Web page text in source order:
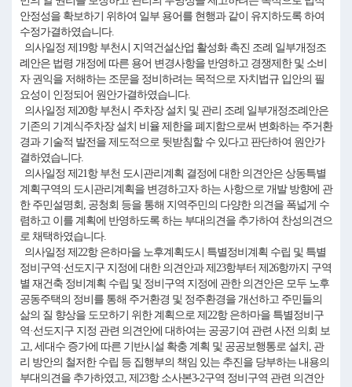
안정성을 확보하기 위하여 일부 용어를 현행과 같이 유지하도록 하여
수정가결하였습니다.
의사일정 제19항 부천시 지역건설산업 활성화 촉진 조례 일부개정조
례안은 법령 개정에 따른 용어 변경사항을 반영하고 경쟁제한 및 소비
자 권익을 저해하는 조문을 정비하려는 목적으로 자치법규 입안의 필
요성이 인정되어 원안가결하였습니다.
의사일정 제20항 부천시 주차장 설치 및 관리 조례 일부개정조례안은
기존의 기계식주차장 설치 비율 제한을 폐지함으로써 변화하는 주거환
경과 기술적 발전을 제도적으로 뒷받침할 수 있다고 판단하여 원안가
결하였습니다.
의사일정 제21항 부천 도시관리계획 결정에 대한 의견안은 상동특별
계획구역의 도시관리계획을 변경하고자 하는 사항으로 개발 방향에 관
한 주민설명회, 공청회 등을 통해 지역주민의 다양한 의견을 폭넓게 수
렴하고 이를 계획에 반영하도록 하는 부대의견을 추가하여 찬성의견으
로 채택하였습니다.
의사일정 제22항 은하마을 노후계획도시 특별정비계획 수립 및 특별
정비구역·선도지구 지정에 대한 의견안과 제23항부터 제26항까지 구역
별 재건축 정비계획 수립 및 정비구역 지정에 관한 의견안은 모두 노후
공동주택의 정비를 통해 주거환경 및 정주환경을 개선하고 주민들의
삶의 질 향상을 도모하기 위한 계획으로 제22항 은하마을 특별정비구
역·선도지구 지정 관련 의견안에 대하여는 공공기여 관련 사전 의회 보
고, 세대수 증가에 따른 기반시설 확충 계획 및 공공보행통로 설치, 관
리 방안의 철저한 수립 등 집행부의 책임 있는 추진을 당부하는 내용의
부대의견을 추가하였고, 제23항 소사본3-2구역 정비구역 관련 의견안